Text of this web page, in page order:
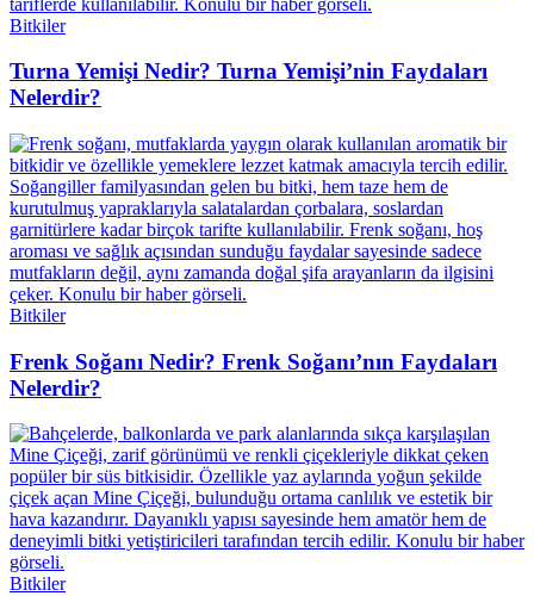
Bitkiler
Turna Yemişi Nedir? Turna Yemişi’nin Faydaları
Nelerdir?
Bitkiler
Frenk Soğanı Nedir? Frenk Soğanı’nın Faydaları
Nelerdir?
Bitkiler